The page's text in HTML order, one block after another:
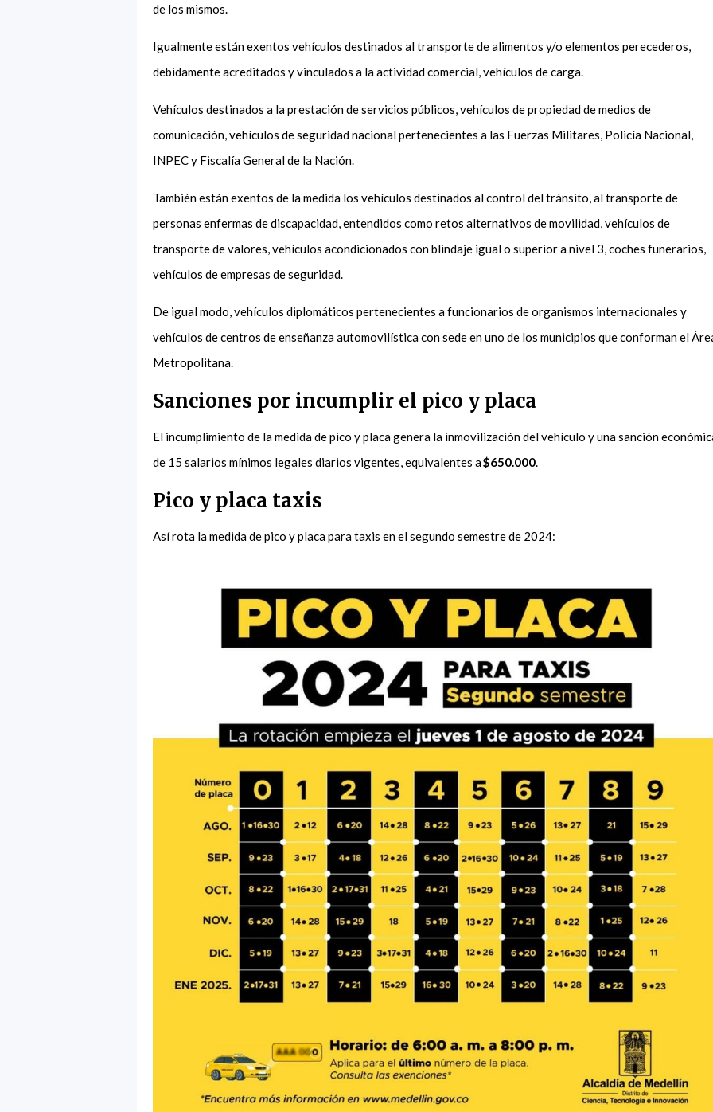
de los mismos.
Igualmente están exentos vehículos destinados al transporte de alimentos y/o elementos perecederos,
debidamente acreditados y vinculados a la actividad comercial, vehículos de carga.
Vehículos destinados a la prestación de servicios públicos, vehículos de propiedad de medios de
comunicación, vehículos de seguridad nacional pertenecientes a las Fuerzas Militares, Policía Nacional,
INPEC y Fiscalía General de la Nación.
También están exentos de la medida los vehículos destinados al control del tránsito, al transporte de
personas enfermas de discapacidad, entendidos como retos alternativos de movilidad, vehículos de
transporte de valores, vehículos acondicionados con blindaje igual o superior a nivel 3, coches funerarios,
vehículos de empresas de seguridad.
De igual modo, vehículos diplomáticos pertenecientes a funcionarios de organismos internacionales y
vehículos de centros de enseñanza automovilística con sede en uno de los municipios que conforman el
Metropolitana.
Sanciones por incumplir el pico y placa
El incumplimiento de la medida de pico y placa genera la inmovilización del vehículo y una sanción
de 15 salarios mínimos legales diarios vigentes, equivalentes a$650.000.
Pico y placa taxis
Así rota la medida de pico y placa para taxis en el segundo semestre de 2024: